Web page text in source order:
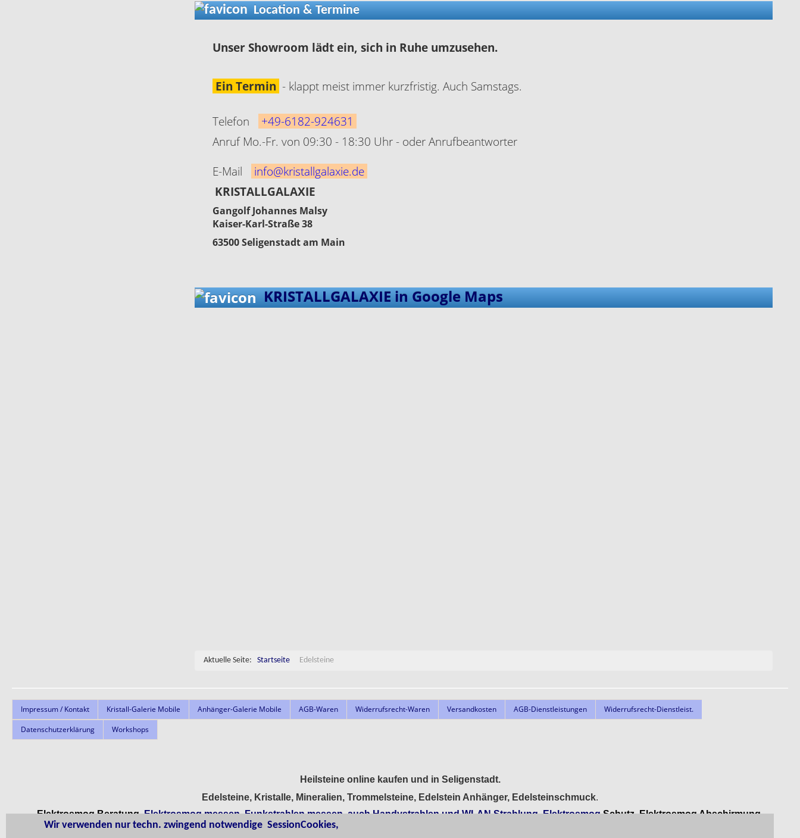
Location & Termine
Unser Showroom lädt ein, sich in Ruhe umzusehen.
Ein Termin - klappt meist immer kurzfristig. Auch Samstags.
Telefon
+49-6182-924631
Anruf Mo.-Fr. von 09:30 - 18:30 Uhr - oder Anrufbeantworter
E-Mail
info@kristallgalaxie.de
KRISTALLGALAXIE
Gangolf Johannes Malsy
Kaiser-Karl-Straße 38
63500 Seligenstadt am Main
KRISTALLGALAXIE in Google Maps
Aktuelle Seite: Startseite Edelsteine
Impressum / Kontakt Kristall-Galerie Mobile Anhänger-Galerie Mobile AGB-Waren Widerrufsrecht-Waren Versandkosten AGB-Dienstleistungen
Widerrufsrecht-Dienstleist.
Datenschutzerklärung
Workshops
Heilsteine online kaufen und in Seligenstadt.
Edelsteine, Kristalle, Mineralien, Trommelsteine, Edelstein Anhänger, Edelsteinschmuck.
Elektrosmog Beratung,Elektrosmog messen, Funkstrahlen messen, auch Handystrahlen und WLAN Strahlung, ElektrosmogSchutz, Elektrosmog Abschirmung.
Geomantie, Radiästhesie, Wasser suchen, Wasseradern suchen,
Wir verwenden nur techn. zwingend notwendige SessionCookies,